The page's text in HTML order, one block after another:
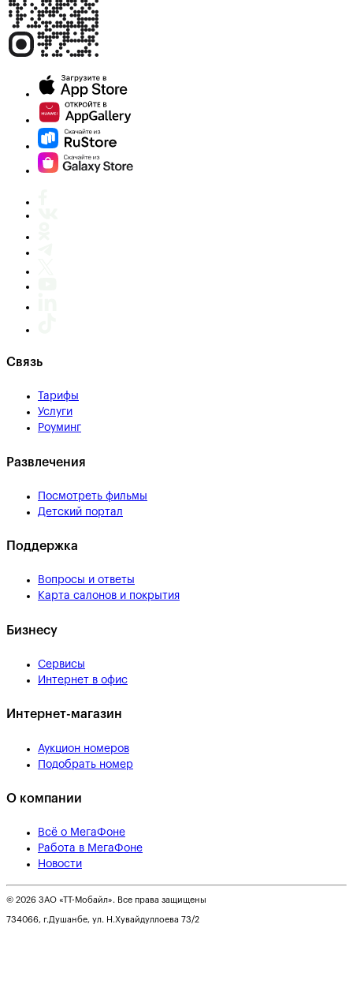
Связь
Тарифы
Услуги
Роуминг
Развлечения
Посмотреть фильмы
Детский портал
Поддержка
Вопросы и ответы
Карта салонов и покрытия
Бизнесу
Сервисы
Интернет в офис
Интернет-магазин
Аукцион номеров
Подобрать номер
О компании
Всё о МегаФоне
Работа в МегаФоне
Новости
© 2026 ЗАО «ТТ-Мобайл». Все права защищены
734066, г.Душанбе, ул. Н.Хувайдуллоева 73/2